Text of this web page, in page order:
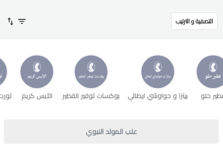
التصفية و الترتيب
حلو بيتزا و حواوشي ايطالي بوكسات توفير الفطير الآيس كريم
علب المولد النبوي